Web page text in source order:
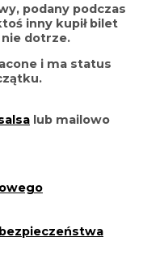
podany podczas
inny kupił bilet
nie dotrze.
i ma status
lub mailowo